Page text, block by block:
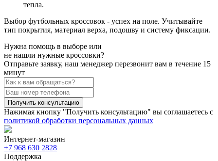
тепла.
Выбор футбольных кроссовок - успех на поле. Учитывайте
тип покрытия, материал верха, подошву и систему фиксации.
Нужна помощь в выборе или
не нашли нужные кроссовки?
Отправьте заявку, наш менеджер перезвонит вам в течение 15
минут
Получить консультацию
Нажимая кнопку "Получить консультацию" вы соглашаетесь с
политикой обработки персональных данных
Интернет-магазин
+7 968 630 2828
Поддержка